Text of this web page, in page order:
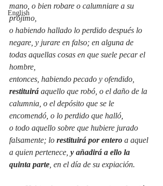
English
mano, o bien robare o calumniare a su
prójimo,
o habiendo hallado lo perdido después lo
negare, y jurare en falso; en alguna de
todas aquellas cosas en que suele pecar el
hombre,
entonces, habiendo pecado y ofendido,
restituirá aquello que robó, o el daño de la
calumnia, o el depósito que se le
encomendó, o lo perdido que halló,
o todo aquello sobre que hubiere jurado
falsamente; lo restituirá por entero a aquel
a quien pertenece, y añadirá a ello la
quinta parte , en el día de su expiación.